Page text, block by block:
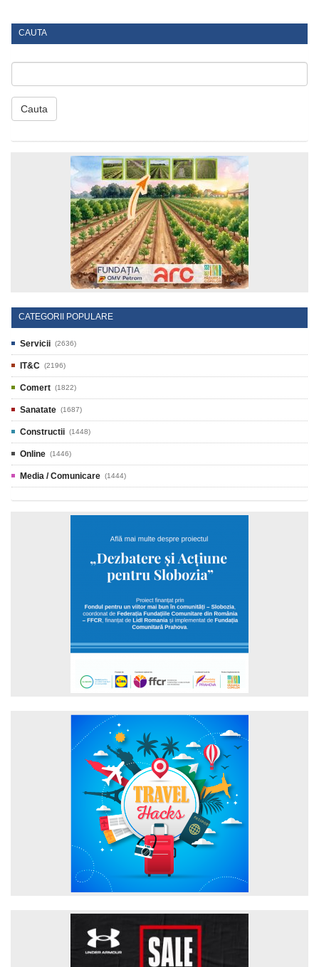
CAUTA
Cauta
CATEGORII POPULARE
Servicii (2636)
IT&C (2196)
Comert (1822)
Sanatate (1687)
Constructii (1448)
Online (1446)
Media / Comunicare (1444)